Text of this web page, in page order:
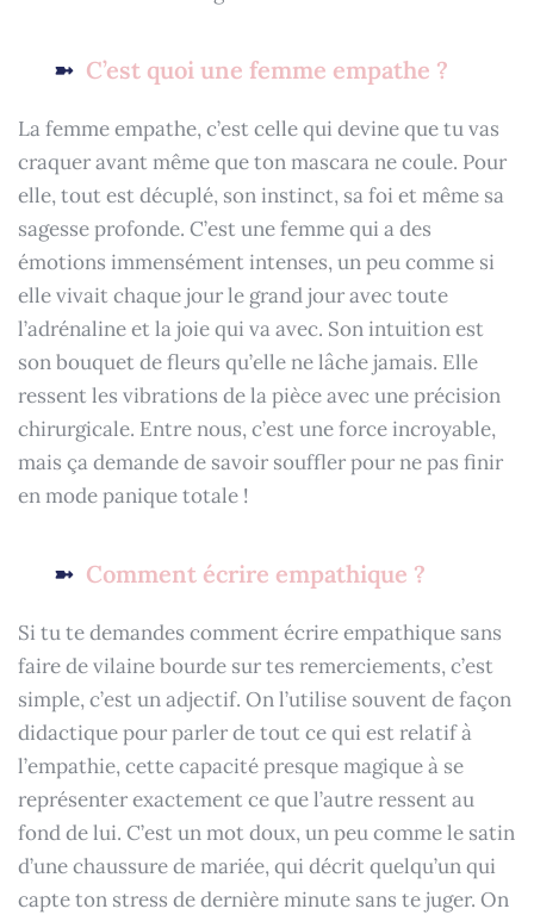
C’est quoi une femme empathe ?
La femme empathe, c’est celle qui devine que tu vas
craquer avant même que ton mascara ne coule. Pour
elle, tout est décuplé, son instinct, sa foi et même sa
sagesse profonde. C’est une femme qui a des
émotions immensément intenses, un peu comme si
elle vivait chaque jour le grand jour avec toute
l’adrénaline et la joie qui va avec. Son intuition est
son bouquet de fleurs qu’elle ne lâche jamais. Elle
ressent les vibrations de la pièce avec une précision
chirurgicale. Entre nous, c’est une force incroyable,
mais ça demande de savoir souffler pour ne pas finir
en mode panique totale !
Comment écrire empathique ?
Si tu te demandes comment écrire empathique sans
faire de vilaine bourde sur tes remerciements, c’est
simple, c’est un adjectif. On l’utilise souvent de façon
didactique pour parler de tout ce qui est relatif à
l’empathie, cette capacité presque magique à se
représenter exactement ce que l’autre ressent au
fond de lui. C’est un mot doux, un peu comme le satin
d’une chaussure de mariée, qui décrit quelqu’un qui
capte ton stress de dernière minute sans te juger. On